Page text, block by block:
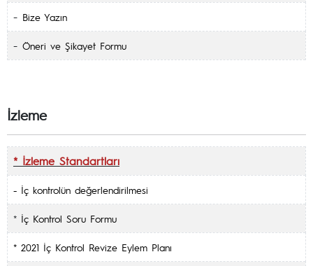
- Bize Yazın
- Öneri ve Şikayet Formu
İzleme
* İzleme Standartları
- İç kontrolün değerlendirilmesi
* İç Kontrol Soru Formu
* 2021 İç Kontrol Revize Eylem Planı